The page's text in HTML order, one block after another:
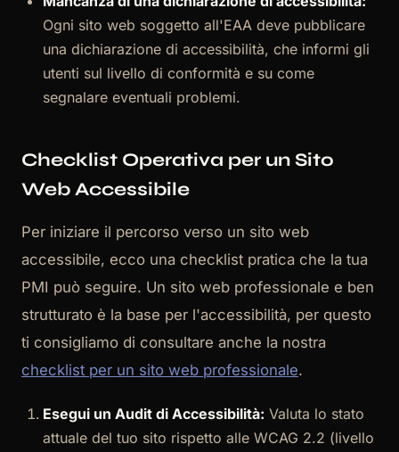
Ogni sito web soggetto all'EAA deve pubblicare
una dichiarazione di accessibilità, che informi gli
utenti sul livello di conformità e su come
segnalare eventuali problemi.
Checklist Operativa per un Sito
Web Accessibile
Per iniziare il percorso verso un sito web
accessibile, ecco una checklist pratica che la tua
PMI può seguire. Un sito web professionale e ben
strutturato è la base per l'accessibilità, per questo
ti consigliamo di consultare anche la nostra
checklist per un sito web professionale.
Esegui un Audit di Accessibilità: Valuta lo stato
attuale del tuo sito rispetto alle WCAG 2.2 (livello